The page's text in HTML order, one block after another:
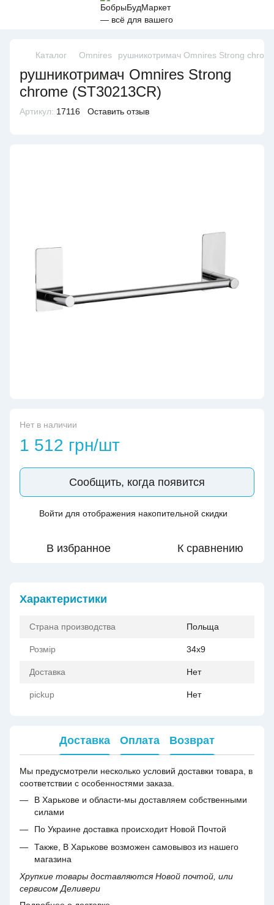
Каталог Omnires рушникотримач Omnires Strong
рушникотримач Omnires Strong
chrome (ST30213CR)
Артикул: 17116 Оставить отзыв
Нет в наличии
1 512 грн/шт
Сообщить, когда появится
Войти для отображения накопительной скидки
В избранное К сравнению
Характеристики
Страна производства Польща
Розмір 34x9
Доставка Нет
pickup Нет
Доставка Оплата Возврат
Мы предусмотрели несколько условий доставки товара, в
соответствии с особенностями заказа.
В Харькове и области-мы доставляем собственными
силами
По Украине доставка происходит Новой Почтой
Также, В Харькове возможен самовывоз из нашего
магазина
Хрупкие товары доставляются Новой почтой, или
сервисом Деливери